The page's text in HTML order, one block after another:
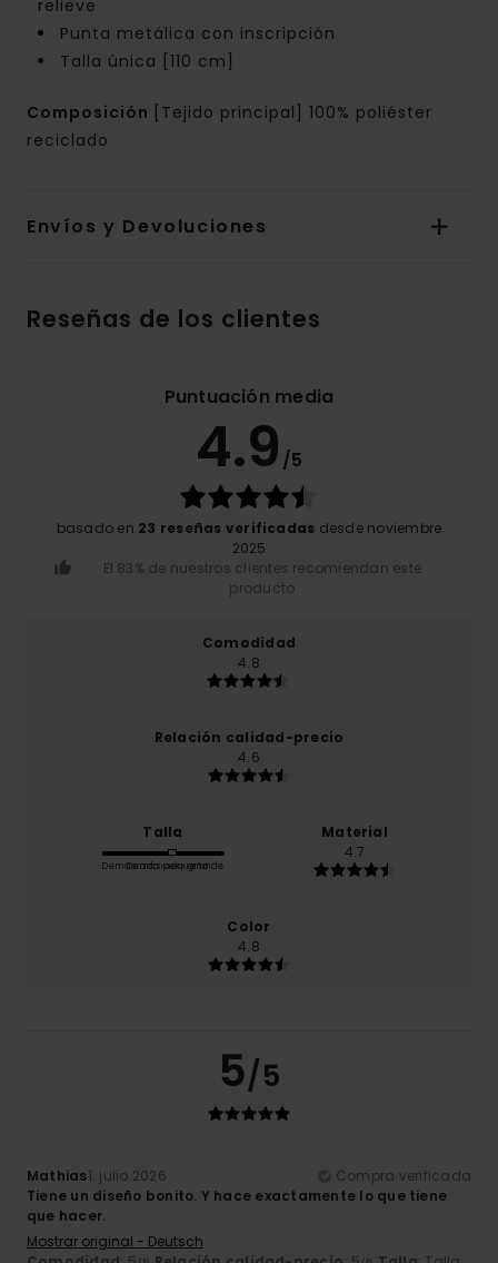
relieve
Punta metálica con inscripción
Talla única [110 cm]
Composición [Tejido principal] 100% poliéster
reciclado
Envíos y Devoluciones
Reseñas de los clientes
Puntuación media
4.9 /5
basado en 23 reseñas verificadas desde noviembre
2025
El 83% de nuestros clientes recomiendan este
producto
Comodidad
4.8
Relación calidad-precio
4.6
Talla
Demasiado pequeño
Demasiado grande
Material
4.7
Color
4.8
5/5
Mathias1. julio 2026
Compra verificada
Tiene un diseño bonito. Y hace exactamente lo que tiene
que hacer.
Mostrar original - Deutsch